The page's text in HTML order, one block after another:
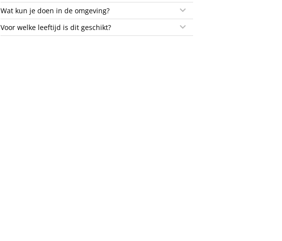
Wat kun je doen in de omgeving?
Voor welke leeftijd is dit geschikt?